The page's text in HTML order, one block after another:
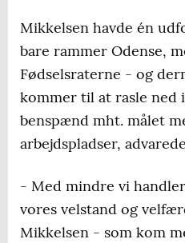
Mikkelsen havde én
bare rammer Odense,
Fødselsraterne - og
kommer til at rasle ned
benspænd mht. målet
arbejdspladser,
- Med mindre vi
vores velstand og
Mikkelsen - som kom